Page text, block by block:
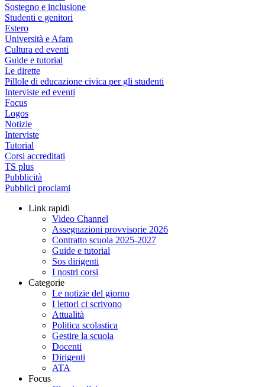
Sostegno e inclusione
Studenti e genitori
Estero
Università e Afam
Cultura ed eventi
Guide e tutorial
Le dirette
Pillole di educazione civica per gli studenti
Interviste ed eventi
Focus
Logos
Notizie
Interviste
Tutorial
Corsi accreditati
TS plus
Pubblicità
Pubblici proclami
Link rapidi
Video Channel
Assegnazioni provvisorie 2026
Contratto scuola 2025-2027
Guide e tutorial
Sos dirigenti
I nostri corsi
Categorie
Le notizie del giorno
I lettori ci scrivono
Attualità
Politica scolastica
Gestire la scuola
Docenti
Dirigenti
ATA
Focus